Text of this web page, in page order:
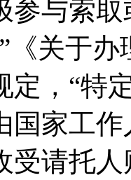
参与索
《关于
定，“特
国家工
受请托